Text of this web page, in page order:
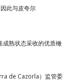
此与皮夸尔
成熟状态采收的优质橄
de Cazorla）监管委